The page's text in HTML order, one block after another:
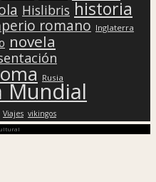
Hislibris historia
romano Inglaterra
novela
Rusia
Mundial
Viajes vikingos